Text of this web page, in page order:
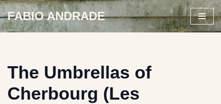
Skip
FABIO ANDRADE
The Umbrellas of
Cherbourg (Les